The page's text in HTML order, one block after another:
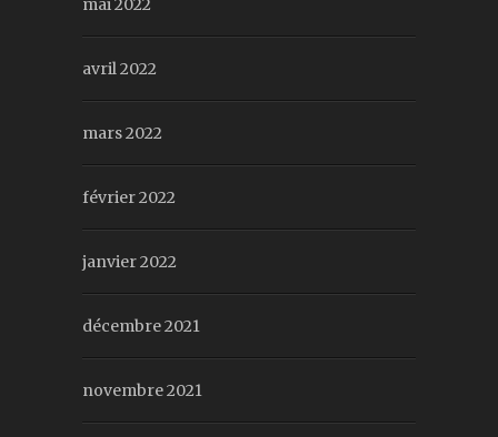
mai 2022
avril 2022
mars 2022
février 2022
janvier 2022
décembre 2021
novembre 2021